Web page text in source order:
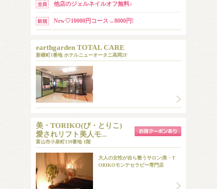
他店のジェルネイルオフ無料♪
New♡10000円コース→8000円!
earthgarden TOTAL CARE
新横町1番地 ホテルニューオータニ高岡2F
美・TORIKO(び・とりこ)
愛されリフト美人モ...
富山市小泉町139番地 1階
​大人の女性が自ら整うサロン|美・T
ORIKOモンテセラピー専門店